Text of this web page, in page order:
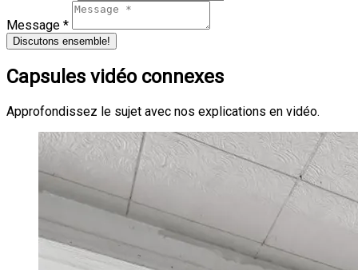
Message *
Discutons ensemble!
Capsules vidéo connexes
Approfondissez le sujet avec nos explications en vidéo.